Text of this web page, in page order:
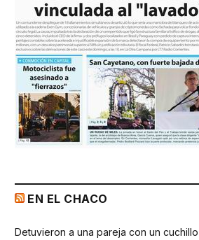
EN EL CHACO
Detuvieron a una pareja con un